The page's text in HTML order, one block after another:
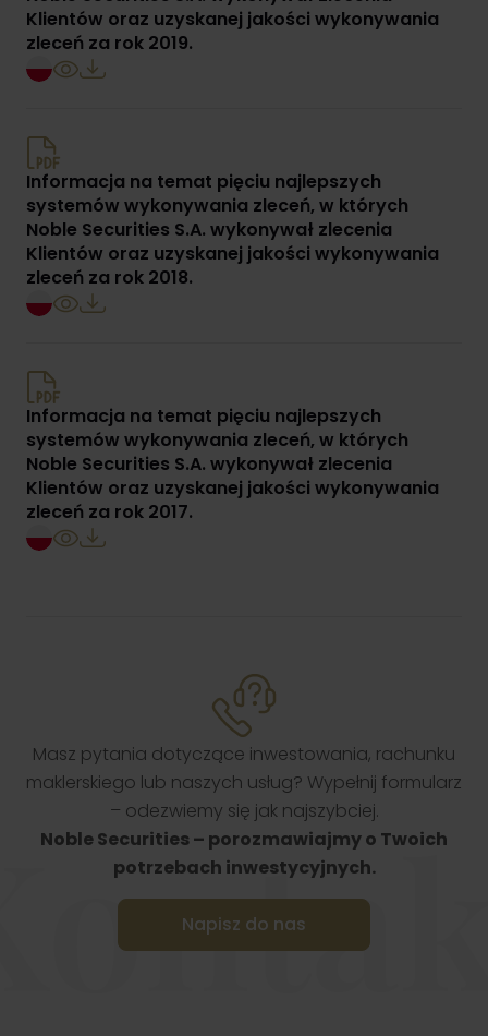
Klientów oraz uzyskanej jakości wykonywania
zleceń za rok 2019.
Informacja na temat pięciu najlepszych
systemów wykonywania zleceń, w których
Noble Securities S.A. wykonywał zlecenia
Klientów oraz uzyskanej jakości wykonywania
zleceń za rok 2018.
Informacja na temat pięciu najlepszych
systemów wykonywania zleceń, w których
Noble Securities S.A. wykonywał zlecenia
Klientów oraz uzyskanej jakości wykonywania
zleceń za rok 2017.
Masz pytania dotyczące inwestowania, rachunku
maklerskiego lub naszych usług? Wypełnij formularz
– odezwiemy się jak najszybciej.
Noble Securities – porozmawiajmy o Twoich
potrzebach inwestycyjnych.
Napisz do nas